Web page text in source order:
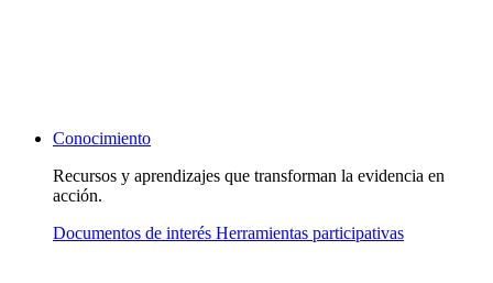
Conocimiento
Recursos y aprendizajes que transforman la evidencia en
acción.
Documentos de interés Herramientas participativas